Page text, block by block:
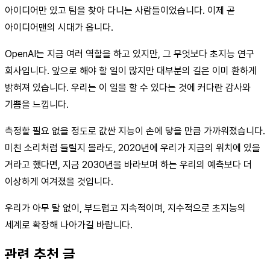
아이디어만 있고 팀을 찾아 다니는 사람들이었습니다. 이제 곧
아이디어맨의 시대가 옵니다.
OpenAI는 지금 여러 역할을 하고 있지만, 그 무엇보다 초지능 연구
회사입니다. 앞으로 해야 할 일이 많지만 대부분의 길은 이미 환하게
밝혀져 있습니다. 우리는 이 일을 할 수 있다는 것에 커다란 감사와
기쁨을 느낍니다.
측정할 필요 없을 정도로 값싼 지능이 손에 닿을 만큼 가까워졌습니다.
미친 소리처럼 들릴지 몰라도, 2020년에 우리가 지금의 위치에 있을
거라고 했다면, 지금 2030년을 바라보며 하는 우리의 예측보다 더
이상하게 여겨졌을 것입니다.
우리가 아무 탈 없이, 부드럽고 지속적이며, 지수적으로 초지능의
세계로 확장해 나아가길 바랍니다.
관련 추천 글